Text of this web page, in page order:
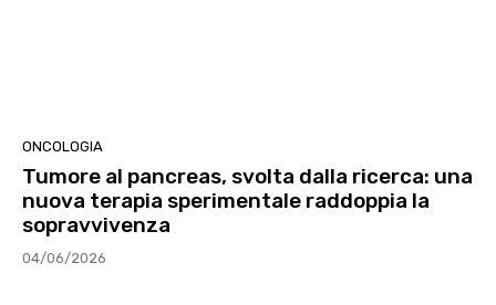
ONCOLOGIA
Tumore al pancreas, svolta dalla ricerca: una
nuova terapia sperimentale raddoppia la
sopravvivenza
04/06/2026